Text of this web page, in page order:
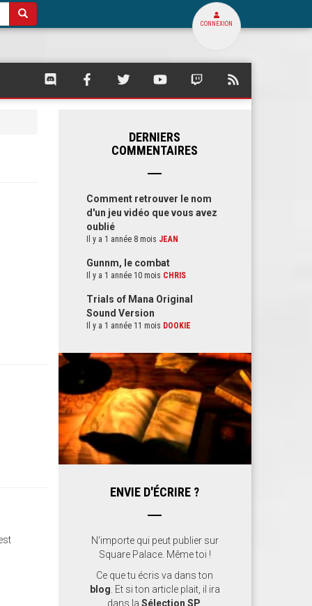
CONNEXION
SQUARE
SQUARE SQUARE SQUARE SQUARE
DERNIERS
COMMENTAIRES
Comment retrouver le nom
d'un jeu vidéo que vous avez
oublié
Il y a 1 année 8 mois JEAN
Gunnm, le combat
Il y a 1 année 10 mois CHRIS
Trials of Mana Original
Sound Version
Il y a 1 année 11 mois DOOKIE
ENVIE D'ÉCRIRE ?
N'importe qui peut publier sur
Square Palace. Même toi !
Ce que tu écris va dans ton
blog . Et si ton article plait, il ira
dans la Sélection SP